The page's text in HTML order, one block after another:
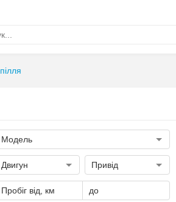
Модель
Двигун Привід
Пробіг від, км до